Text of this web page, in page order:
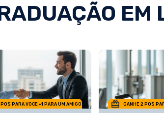
EM
PARA VOCE +1 PARA UM AMIGO GANHE 2 POS